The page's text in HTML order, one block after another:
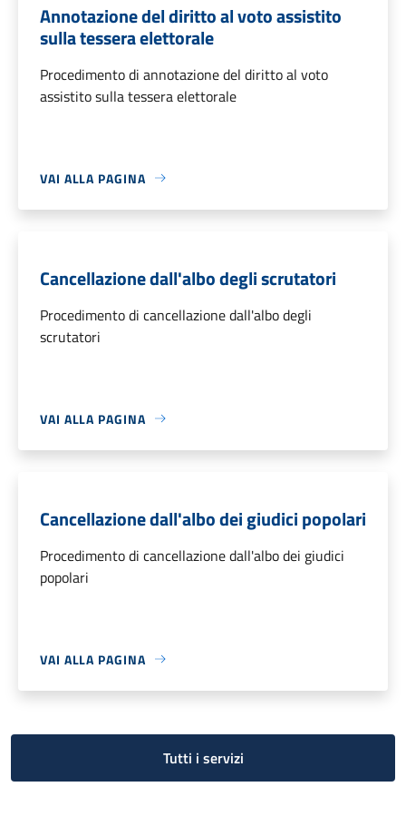
Annotazione del diritto al voto assistito
sulla tessera elettorale
Procedimento di annotazione del diritto al voto
assistito sulla tessera elettorale
VAI ALLA PAGINA
Cancellazione dall'albo degli scrutatori
Procedimento di cancellazione dall'albo degli
scrutatori
VAI ALLA PAGINA
Cancellazione dall'albo dei giudici popolari
Procedimento di cancellazione dall'albo dei giudici
popolari
VAI ALLA PAGINA
Tutti i servizi